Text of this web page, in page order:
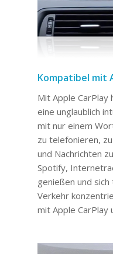
Kompatibel mit
Mit Apple
eine unglaublich
mit nur einem
zu telefonieren,
und Nachrichten
Spotify,
genießen und
Verkehr
mit Apple CarPlay